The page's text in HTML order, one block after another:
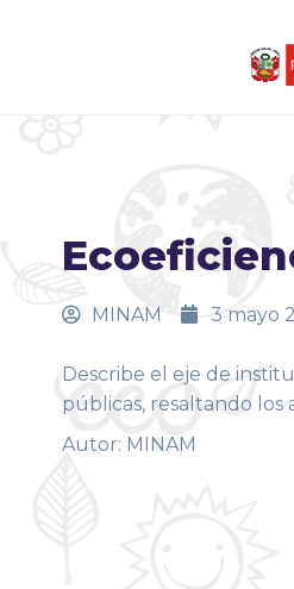
MINAM 3 mayo
Describe el eje de
públicas, resaltando los
Autor: MINAM